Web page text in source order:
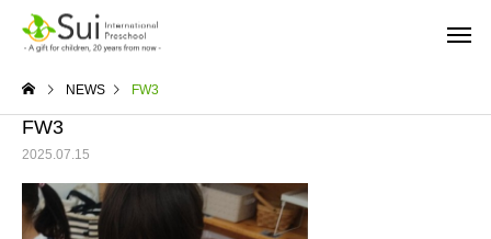
NEWS FW3
FW3
2025.07.15